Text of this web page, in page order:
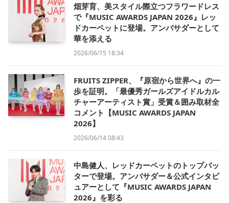
畑芽育、美スタイル際立つフラワードレス
で『MUSIC AWARDS JAPAN 2026』レッ
ドカーペットに登場。アンバサダーとして
華を添える
2026/06/15 18:34
FRUITS ZIPPER、『原宿から世界へ』の一
歩を証明。「最優秀ガールズアイドルカル
チャーアーティスト賞」受賞＆囲み取材全
コメント【MUSIC AWARDS JAPAN
2026】
2026/06/14 08:43
中島健人、レッドカーペットのトップバッ
ターで登場。アンバサダー＆公式インタビ
ュアーとして『MUSIC AWARDS JAPAN
2026』を彩る